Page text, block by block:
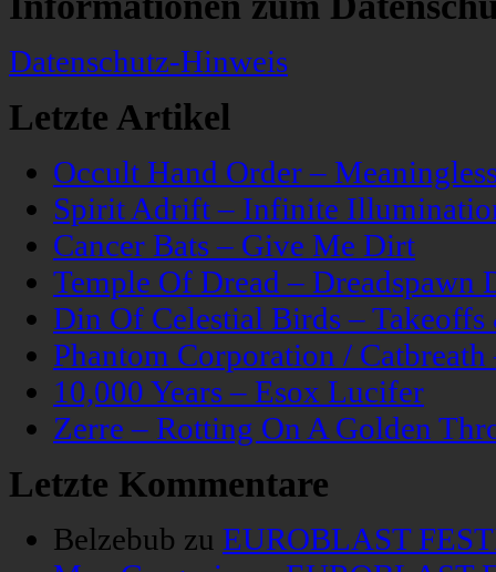
Datenschutz-Hinweis
Letzte Artikel
Occult Hand Order –
Spirit Adrift – Infinite
Cancer Bats – Give Me Dirt
Temple Of Dread – Dreadspawn
Din Of Celestial Birds –
Phantom Corporation /
10,000 Years – Esox Lucifer
Zerre – Rotting On A Golden
Letzte Kommentare
Belzebub zu EUROBLAST